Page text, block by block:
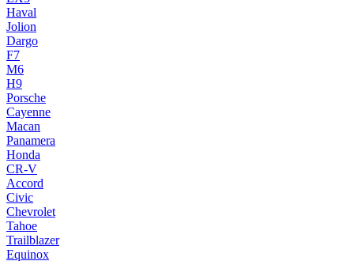
Haval
Jolion
Dargo
F7
M6
H9
Porsche
Cayenne
Macan
Panamera
Honda
CR-V
Accord
Civic
Chevrolet
Tahoe
Trailblazer
Equinox